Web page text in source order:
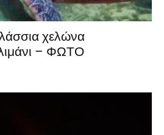
χελώνα
– ΦΩΤΟ